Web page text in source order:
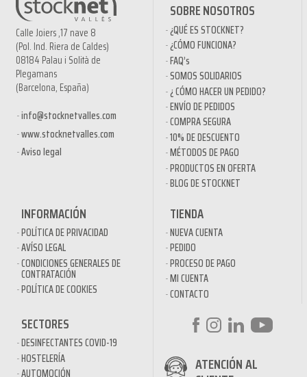
Calle Joiers ,17 nave 8
(Pol. Ind. Riera de Caldes)
08184 Palau i Solità de
Plegamans
(Barcelona, España)
info@stocknetvalles.com
www.stocknetvalles.com
Aviso legal
SOBRE NOSOTROS
¿QUÉ ES STOCKNET?
¿CÓMO FUNCIONA?
FAQ’s
SOMOS SOLIDARIOS
¿ CÓMO HACER UN PEDIDO?
ENVÍO DE PEDIDOS
COMPRA SEGURA
10% DE DESCUENTO
MÉTODOS DE PAGO
PRODUCTOS EN OFERTA
BLOG DE STOCKNET
INFORMACIÓN
POLÍTICA DE PRIVACIDAD
AVÍSO LEGAL
CONDICIONES GENERALES DE
CONTRATACIÓN
POLÍTICA DE COOKIES
TIENDA
NUEVA CUENTA
PEDIDO
PROCESO DE PAGO
MI CUENTA
CONTACTO
SECTORES
DESINFECTANTES COVID-19
HOSTELERÍA
AUTOMOCIÓN
ATENCIÓN AL